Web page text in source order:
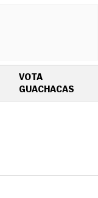
WINDOW
VOTA
GUACHACAS